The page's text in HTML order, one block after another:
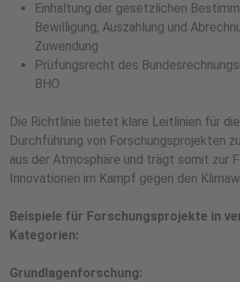
Einhaltung der gesetzlichen
Bewilligung, Auszahlung und
Zuwendung
Prüfungsrecht des
BHO
Die Richtlinie bietet klare Leitlinien für
Durchführung von Forschungsprojekten
aus der Atmosphäre und trägt somit zur
Innovationen im Kampf gegen den
Beispiele für Forschungsprojekte in
Kategorien:
Grundlagenforschung: